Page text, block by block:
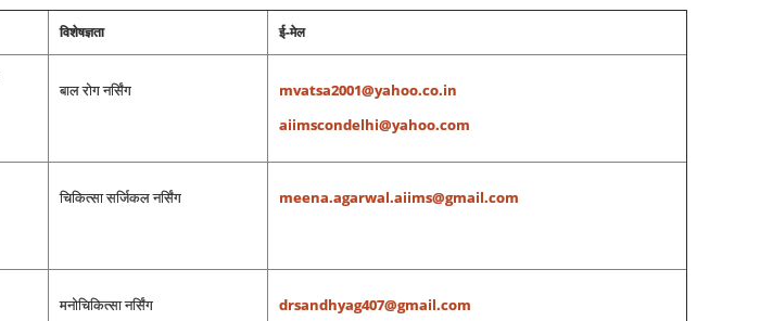
विशेषज्ञता ई-मेल
बाल रोग नर्सिंग
mvatsa2001@yahoo.co.in
aiimscondelhi@yahoo.com
चिकित्‍सा सर्जिकल नर्सिंग meena.agarwal.aiims@gmail.com
मनोचिकित्‍सा नर्सिंग drsandhyag407@gmail.com